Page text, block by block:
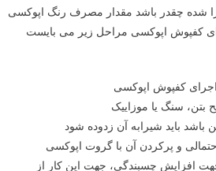
شده چقدر باشد مقدار مصرف رنگ اپوکسی
کفپوش اپوکسی مراحل زیر می بایست
کفپوش اپوکسی
سنگ یا موزاییک
باید شیرابه آن زدوده شود
و پرکردن آن با گروت اپوکسی
افزایش چسبندگی، جهت این کار از